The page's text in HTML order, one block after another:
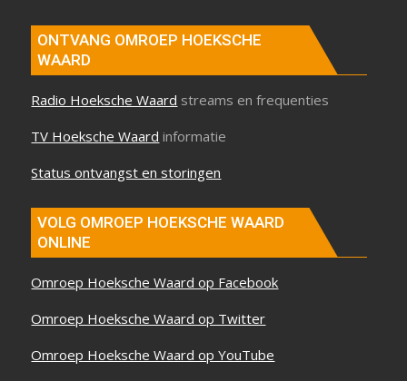
ONTVANG OMROEP HOEKSCHE
WAARD
Radio Hoeksche Waard streams en frequenties
TV Hoeksche Waard informatie
Status ontvangst en storingen
VOLG OMROEP HOEKSCHE WAARD
ONLINE
Omroep Hoeksche Waard op Facebook
Omroep Hoeksche Waard op Twitter
Omroep Hoeksche Waard op YouTube